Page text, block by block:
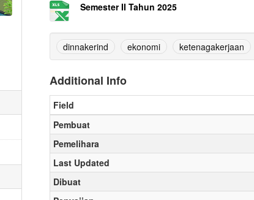
Semester II Tahun 2025
dinnakerind ekonomi ketenagakerjaan
Additional Info
Field
Pembuat
Pemelihara
Last Updated
Dibuat